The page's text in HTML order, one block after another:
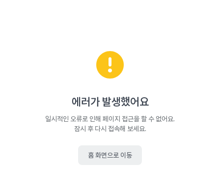
에러가 발생했어요
일시적인 오류로 인해 페이지 접근을 할 수 없어요.
잠시 후 다시 접속해 보세요.
홈 화면으로 이동